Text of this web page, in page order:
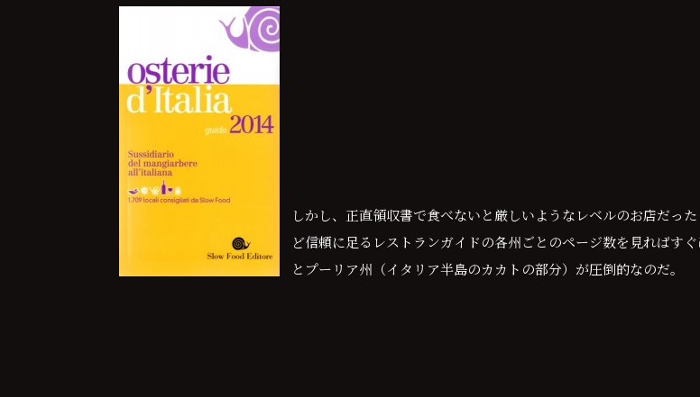
しかし、正直領収書で食べないと厳しいようなレベルのお店だ
ど信頼に足るレストランガイドの各州ごとのページ数を見ればす
とプーリア州（イタリア半島のカカトの部分）が圧倒的なのだ。